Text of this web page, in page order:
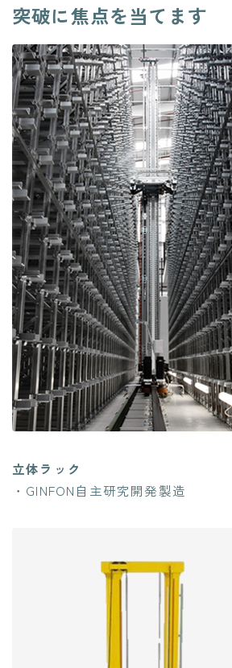
突破に焦点を当てます
立体ラック
・GINFON自主研究開発製造